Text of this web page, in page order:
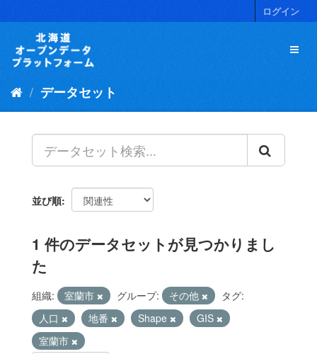
キ
ログイン
データセット
並び順
1 件のデータセットが見つかりまし
た
組織: 室蘭市 グループ: その他
タグ:
人口
地番 Shape
GIS
室蘭市